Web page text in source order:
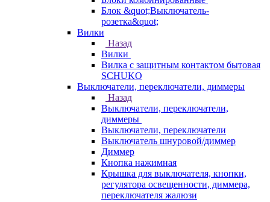
Блок &quot;Выключатель-
розетка&quot;
Вилки
Назад
Вилки
Вилка с защитным контактом бытовая
SCHUKO
Выключатели, переключатели, диммеры
Назад
Выключатели, переключатели,
диммеры
Выключатели, переключатели
Выключатель шнуровой/диммер
Диммер
Кнопка нажимная
Крышка для выключателя, кнопки,
регулятора освещенности, диммера,
переключателя жалюзи